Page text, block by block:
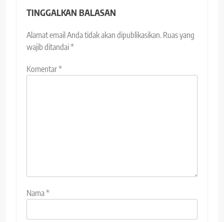
TINGGALKAN BALASAN
Alamat email Anda tidak akan dipublikasikan. Ruas yang
wajib ditandai*
Komentar*
Nama*